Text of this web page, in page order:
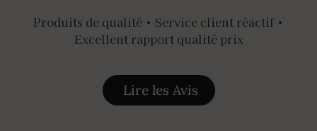
Produits de qualité • Service client réactif •
Excellent rapport qualité prix
Lire les Avis